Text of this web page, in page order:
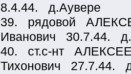
8.4.44. д.Аувере
39. рядовой
Иванович 30.7.44.
40. ст.с-нт
Тихонович 27.7.44.